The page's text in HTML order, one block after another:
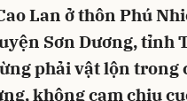
Lan ở thôn Phú
Sơn Dương, tỉnh
phải vật lộn trong
không cam chịu